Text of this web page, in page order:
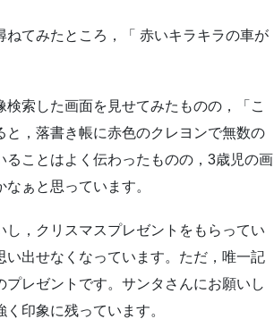
てみたところ，「 赤いキラキラの車が
索した画面を見せてみたものの，「こ
，落書き帳に赤色のクレヨンで無数の
ことはよく伝わったものの，3歳児の画
ぁと思っています。
，クリスマスプレゼントをもらってい
出せなくなっています。ただ，唯一記
レゼントです。サンタさんにお願いし
印象に残っています。